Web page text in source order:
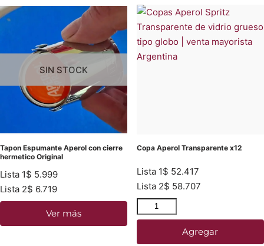
SIN STOCK
Tapon Espumante Aperol con cierre
hermetico Original
Lista 1$ 5.999
Lista 2$ 6.719
Ver más
Copa Aperol Transparente x12
Lista 1$ 52.417
Lista 2$ 58.707
Agregar